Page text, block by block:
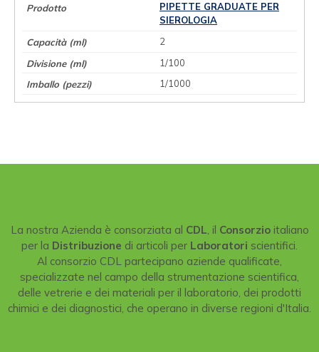
PIPETTE GRADUATE PER
SIEROLOGIA
2
1/100
1/1000
La nostra Azienda è consorziata al CDL, il Consorzioitaliano
per la Distribuzione di articoli per Laboratori scientifici.
Al consorzio CDL partecipano aziende qualificate,
specializzate nel campo della strumentazione scientifica,
delle vetrerie e dei materiali per il laboratorio, dei prodotti
chimici e dei diagnostici, che operano in diverse regioni d'Italia.